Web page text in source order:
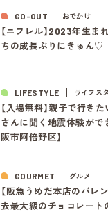
GO-OUT おでかけ
【ニフレル】2023年生ま
ちの成長ぶりにきゅん♡
LIFESTYLE ライフス
【入場無料】親子で行きた
さんに聞く地震体験がで
阪市阿倍野区】
GOURMET グルメ
【阪急うめだ本店のバレ
去最大級のチョコレート